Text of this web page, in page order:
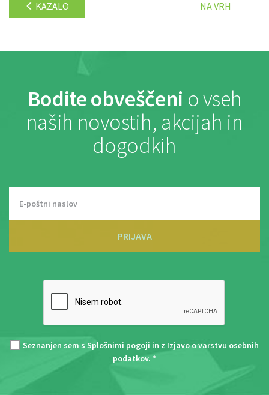
KAZALO NA VRH
Bodite obveščeni o vseh
naših novostih, akcijah in
dogodkih
PRIJAVA
Seznanjen sem s Splošnimi pogoji in z Izjavo o varstvu osebnih
podatkov. *